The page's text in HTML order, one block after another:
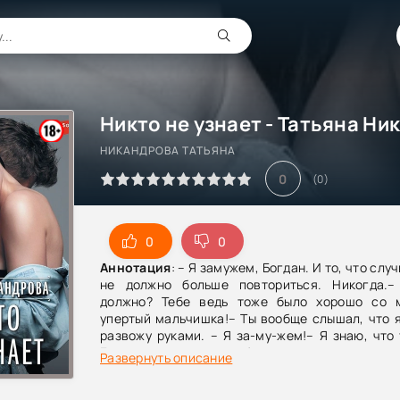
НИКАНДРОВА ТАТЬЯНА
0 (0)
0
0
Аннотация: – Я замужем, Богдан. И то, что
не должно больше повториться.
должно? Тебе ведь тоже было хорошо со
упертый мальчишка!– Ты вообще слышал, что
развожу руками. – Я за-му-жем!– Я знаю, что
Еще вчера понял, у тебя ведь кольцо на
изрекает он. – Однако это не помешало тебе
Развернуть описание